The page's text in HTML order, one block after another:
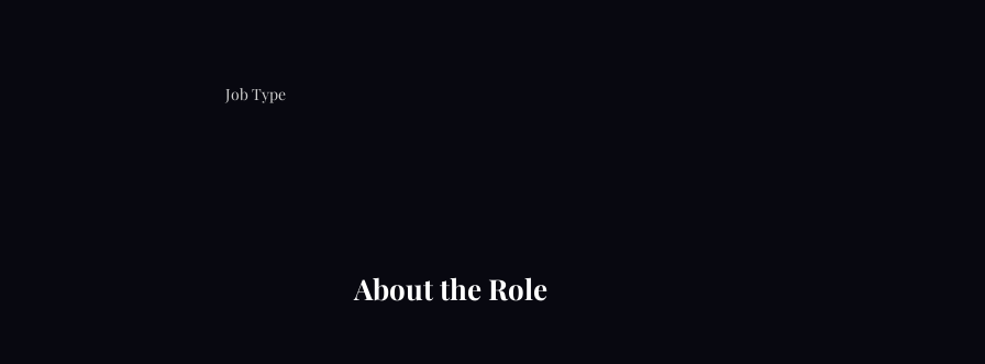
Job Type
About the Role